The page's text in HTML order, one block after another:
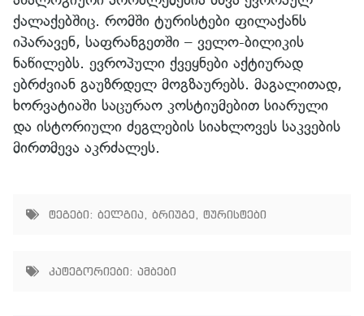
ქალაქებშიც. რომში ტურისტები ფილაქანს
იპარავენ, საფრანგეთში – ველო-ბილიკის
ნაწილებს. ევროპული ქვეყნები აქტიურად
ებრძვიან გაუზრდელ მოგზაურებს. მაგალითად,
ხორვატიაში საცურაო კოსტიუმებით სიარული
და ისტორიული ძეგლების სიახლოვეს საკვების
მირთმევა აკრძალეს.
ტეგები: ბელგია ბრიუგე ტურისტები
კატეგორიები: ამბები